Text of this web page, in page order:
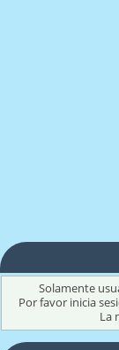
Solamente
Por favor inicia
La